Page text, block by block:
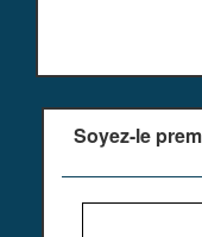
Soyez-le